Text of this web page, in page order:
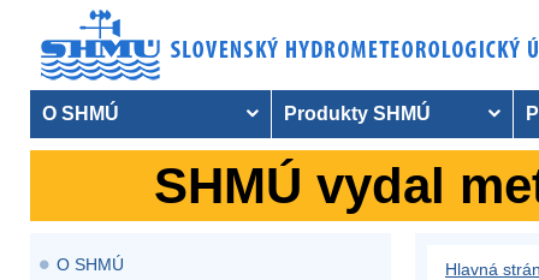
O SHMÚ Produkty SHMÚ
SHMÚ vydal
O SHMÚ Hlavná